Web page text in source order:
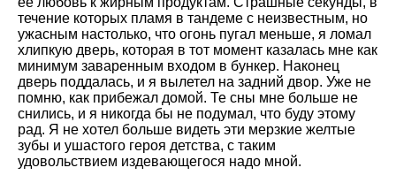
течение которых пламя в тандеме с неизвестным, но
ужасным настолько, что огонь пугал меньше, я ломал
хлипкую дверь, которая в тот момент казалась мне как
минимум заваренным входом в бункер. Наконец
дверь поддалась, и я вылетел на задний двор. Уже не
помню, как прибежал домой. Те сны мне больше не
снились, и я никогда бы не подумал, что буду этому
рад. Я не хотел больше видеть эти мерзкие желтые
зубы и ушастого героя детства, с таким
удовольствием издевающегося надо мной.